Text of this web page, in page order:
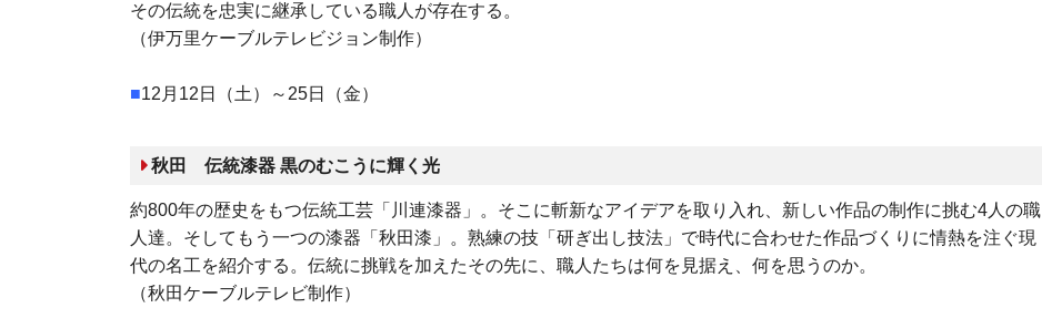
その伝統を忠実に継承している職人が存在する。
（伊万里ケーブルテレビジョン制作）
■12月12日（土）～25日（金）
秋田 伝統漆器 黒のむこうに輝く光
約800年の歴史をもつ伝統工芸「川連漆器」。そこに斬新なアイデアを取り入れ、新しい作品の制作に挑む4人の職
人達。そしてもう一つの漆器「秋田漆」。熟練の技「研ぎ出し技法」で時代に合わせた作品づくりに情熱を注ぐ現
代の名工を紹介する。伝統に挑戦を加えたその先に、職人たちは何を見据え、何を思うのか。
（秋田ケーブルテレビ制作）